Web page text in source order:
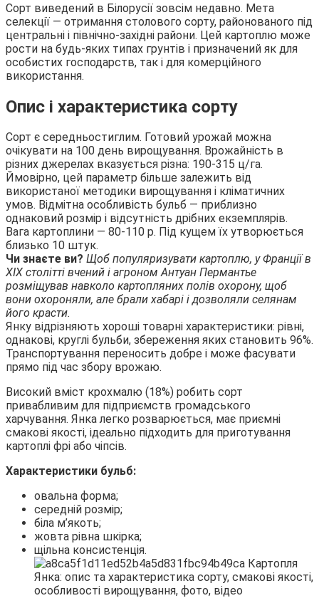
Сорт виведений в Білорусії зовсім недавно. Мета
селекції — отримання столового сорту, районованого під
центральні і північно-західні райони. Цей картоплю може
рости на будь-яких типах грунтів і призначений як для
особистих господарств, так і для комерційного
використання.
Опис і характеристика сорту
Сорт є середньостиглим. Готовий урожай можна
очікувати на 100 день вирощування. Врожайність в
різних джерелах вказується різна: 190-315 ц/га.
Ймовірно, цей параметр більше залежить від
використаної методики вирощування і кліматичних
умов. Відмітна особливість бульб — приблизно
однаковий розмір і відсутність дрібних екземплярів.
Вага картоплини — 80-110 р. Під кущем їх утворюється
близько 10 штук.
Чи знаєте ви? Щоб популяризувати картоплю, у Франції в
XIX столітті вчений і агроном Антуан Пермантье
розміщував навколо картопляних полів охорону, щоб
вони охороняли, але брали хабарі і дозволяли селянам
його красти.
Янку відрізняють хороші товарні характеристики: рівні,
однакові, круглі бульби, збереження яких становить 96%.
Транспортування переносить добре і може фасувати
прямо під час збору врожаю.
Високий вміст крохмалю (18%) робить сорт
привабливим для підприємств громадського
харчування. Янка легко розварюється, має приємні
смакові якості, ідеально підходить для приготування
картоплі фрі або чіпсів.
Характеристики бульб:
овальна форма;
середній розмір;
біла м’якоть;
жовта рівна шкірка;
щільна консистенція.